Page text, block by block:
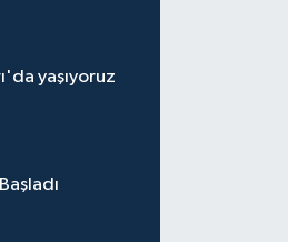
yaşıyoruz